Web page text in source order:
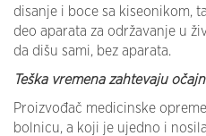
disanje i boce sa kiseonikom,
deo aparata za održavanje u
da dišu sami, bez aparata.
Teška vremena zahtevaju
Proizvođač medicinske
bolnicu, a koji je ujedno i